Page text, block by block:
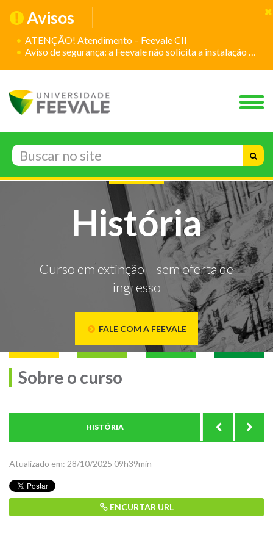
Avisos
ATENÇÃO! Atendimento – Feevale CII
Aviso de segurança: a Feevale não solicita a instalação de aplicativos
História
Curso em extinção – sem oferta de
ingresso
FALE COM A FEEVALE
Sobre o curso
HISTÓRIA
Atualizado em: 28/10/2025 09h39min
ENCURTAR URL